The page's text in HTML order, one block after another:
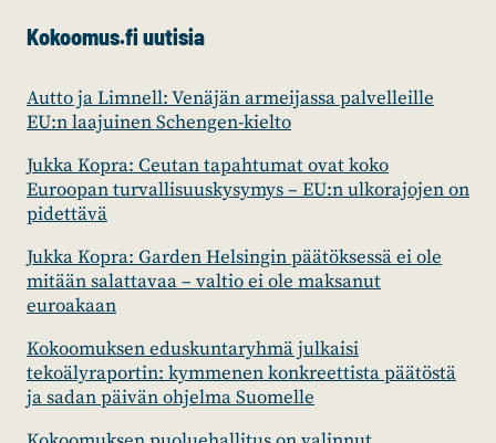
Kokoomus.fi uutisia
Autto ja Limnell: Venäjän armeijassa palvelleille
EU:n laajuinen Schengen-kielto
Jukka Kopra: Ceutan tapahtumat ovat koko
Euroopan turvallisuuskysymys – EU:n ulkorajojen on
pidettävä
Jukka Kopra: Garden Helsingin päätöksessä ei ole
mitään salattavaa – valtio ei ole maksanut
euroakaan
Kokoomuksen eduskuntaryhmä julkaisi
tekoälyraportin: kymmenen konkreettista päätöstä
ja sadan päivän ohjelma Suomelle